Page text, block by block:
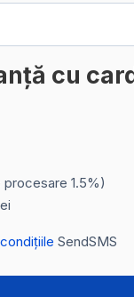
cu
1.5%)
SendSMS